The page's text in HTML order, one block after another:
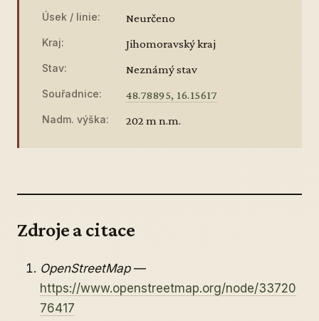
Úsek / linie: Neurčeno
Kraj: Jihomoravský kraj
Stav: Neznámý stav
Souřadnice: 48.78895, 16.15617
Nadm. výška: 202 m n.m.
Zdroje a citace
OpenStreetMap—
https://www.openstreetmap.org/node/33720
76417